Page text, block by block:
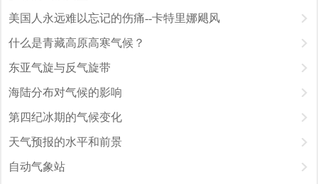
美国人永远难以忘记的伤痛--卡特里娜飓风
什么是青藏高原高寒气候？
东亚气旋与反气旋带
海陆分布对气候的影响
第四纪冰期的气候变化
天气预报的水平和前景
自动气象站